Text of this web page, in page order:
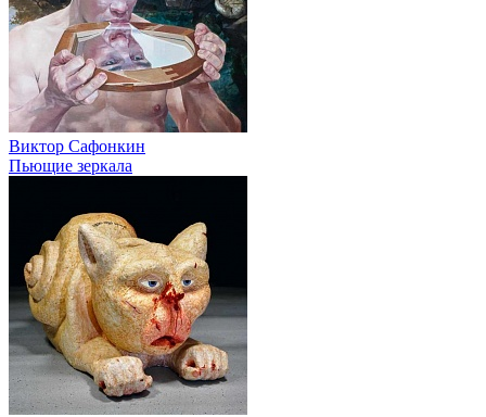
Виктор Сафонкин
Пьющие зеркала